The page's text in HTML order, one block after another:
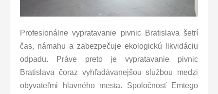
Profesionálne vypratavanie pivnic Bratislava šetrí
čas, námahu a zabezpečuje ekologickú likvidáciu
odpadu. Práve preto je vypratavanie pivnic
Bratislava čoraz vyhľadávanejšou službou medzi
obyvateľmi hlavného mesta. Spoločnosť Emtego